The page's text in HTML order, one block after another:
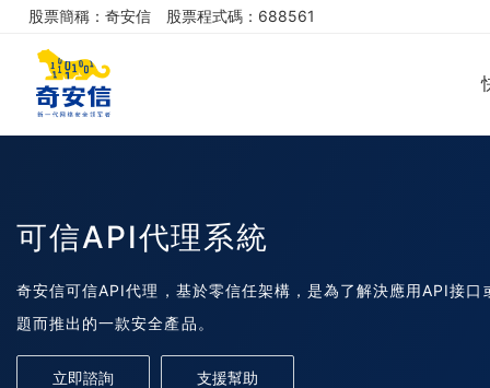
股票簡稱：奇安信 股票程式碼：688561
可信API代理系統
奇安信可信API代理，基於零信任架構，是為了解決應用API接
題而推出的一款安全產品。
立即諮詢 支援幫助